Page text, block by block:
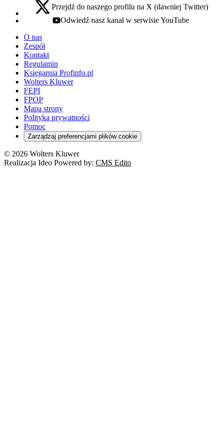
x - otwiera się w nowej karcie
Przejdź do naszego profilu na X (dawniej Twitter)
youtube - otwiera się w nowej karcie
Odwiedź nasz kanał w serwisie YouTube
O nas
Zespół
Kontakt
Regulamin
Księgarnia Profinfo.pl
Wolters Kluwer
FEPI
FPOP
Mapa strony
Polityka prywatności
Pomoc
Zarządzaj preferencjami plików cookie
© 2026 Wolters Kluwer
Realizacja Ideo Powered by: CMS Edito